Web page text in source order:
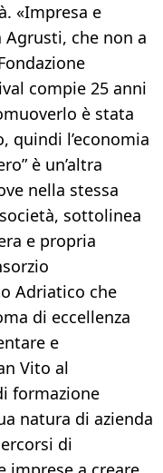
«Impresa e
che non a
compie 25 anni
è stata
quindi l’economia
è un’altra
nella stessa
sottolinea
e propria
Adriatico che
di eccellenza
e
Vito al
formazione
natura di azienda
di